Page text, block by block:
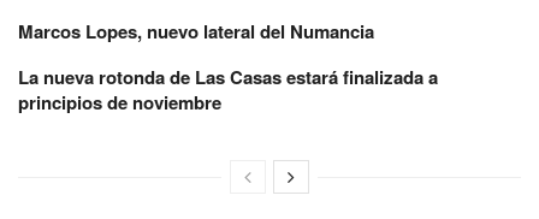
Marcos Lopes, nuevo lateral del Numancia
La nueva rotonda de Las Casas estará finalizada a
principios de noviembre